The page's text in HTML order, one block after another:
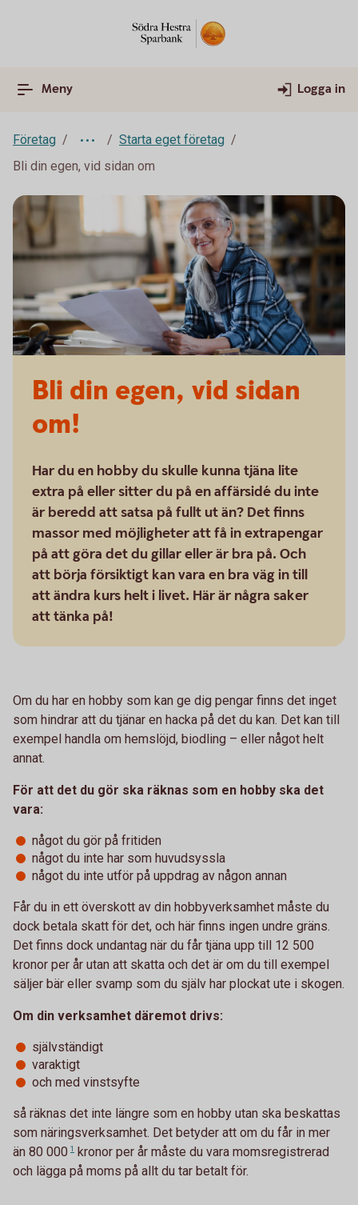
Meny Logga in
Företag
Starta eget företag
Bli din egen, vid sidan om
Bli din egen, vid sidan
om!
Har du en hobby du skulle kunna tjäna lite
extra på eller sitter du på en affärsidé du inte
är beredd att satsa på fullt ut än? Det finns
massor med möjligheter att få in extrapengar
på att göra det du gillar eller är bra på. Och
att börja försiktigt kan vara en bra väg in till
att ändra kurs helt i livet. Här är några saker
att tänka på!
Om du har en hobby som kan ge dig pengar finns det inget
som hindrar att du tjänar en hacka på det du kan. Det kan till
exempel handla om hemslöjd, biodling – eller något helt
annat.
För att det du gör ska räknas som en hobby ska det
vara:
något du gör på fritiden
något du inte har som huvudsyssla
något du inte utför på uppdrag av någon annan
Får du in ett överskott av din hobbyverksamhet måste du
dock betala skatt för det, och här finns ingen undre gräns.
Det finns dock undantag när du får tjäna upp till 12 500
kronor per år utan att skatta och det är om du till exempel
säljer bär eller svamp som du själv har plockat ute i skogen.
Om din verksamhet däremot drivs:
självständigt
varaktigt
och med vinstsyfte
så räknas det inte längre som en hobby utan ska beskattas
som näringsverksamhet. Det betyder att om du får in mer
än 80 000 1 kronor per år måste du vara momsregistrerad
och lägga på moms på allt du tar betalt för.